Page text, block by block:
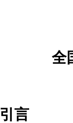
全
引言